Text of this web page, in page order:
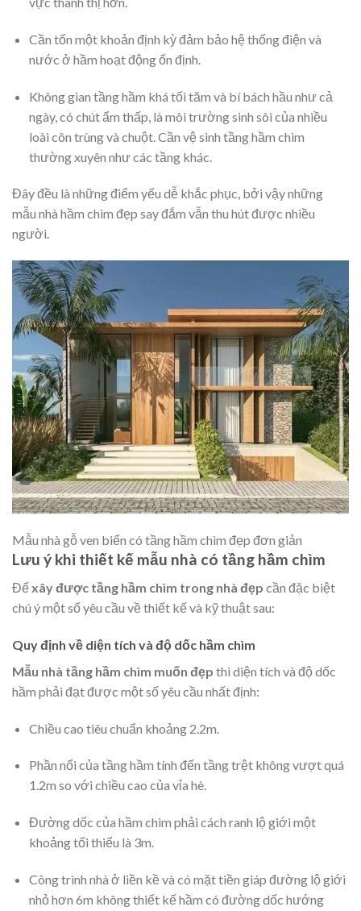
Cần tốn một khoản định kỳ đảm bảo hệ thống điện và
nước ở hầm hoạt động ổn định.
Không gian tầng hầm khá tối tăm và bí bách hầu như cả
ngày, có chút ẩm thấp, là môi trường sinh sôi của nhiều
loài côn trùng và chuột. Cần vệ sinh tầng hầm chìm
thường xuyên như các tầng khác.
Đây đều là những điểm yếu dễ khắc phục, bởi vậy những
mẫu nhà hầm chìm đẹp say đắm vẫn thu hút được nhiều
người.
Mẫu nhà gỗ ven biển có tầng hầm chìm đẹp đơn giản
Lưu ý khi thiết kế mẫu nhà có tầng hầm chìm
Để xây được tầng hầm chìm trong nhà đẹp cần đặc biệt
chú ý một số yêu cầu về thiết kế và kỹ thuật sau:
Quy định về diện tích và độ dốc hầm chìm
Mẫu nhà tầng hầm chìm muốn đẹp thì diện tích và độ dốc
hầm phải đạt được một số yêu cầu nhất định:
Chiều cao tiêu chuẩn khoảng 2.2m.
Phần nổi của tầng hầm tính đến tầng trệt không vượt quá
1.2m so với chiều cao của vỉa hè.
Đường dốc của hầm chìm phải cách ranh lộ giới một
khoảng tối thiểu là 3m.
Công trình nhà ở liền kề và có mặt tiền giáp đường lộ giới
nhỏ hơn 6m không thiết kế hầm có đường dốc hướng